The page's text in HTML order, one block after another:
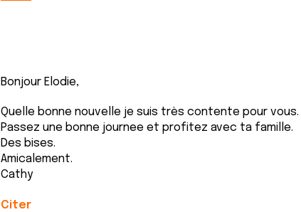
Bonjour Elodie,
Quelle bonne nouvelle je suis très contente pour vous.
Passez une bonne journee et profitez avec ta famille.
Des bises.
Amicalement.
Cathy
Citer